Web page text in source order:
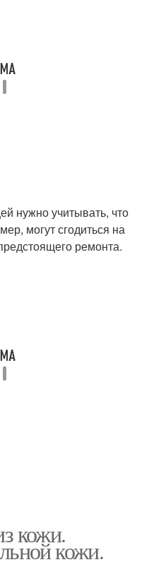
нужно учитывать, что
могут сгодиться на
ремонта.
кожи.
кожи.